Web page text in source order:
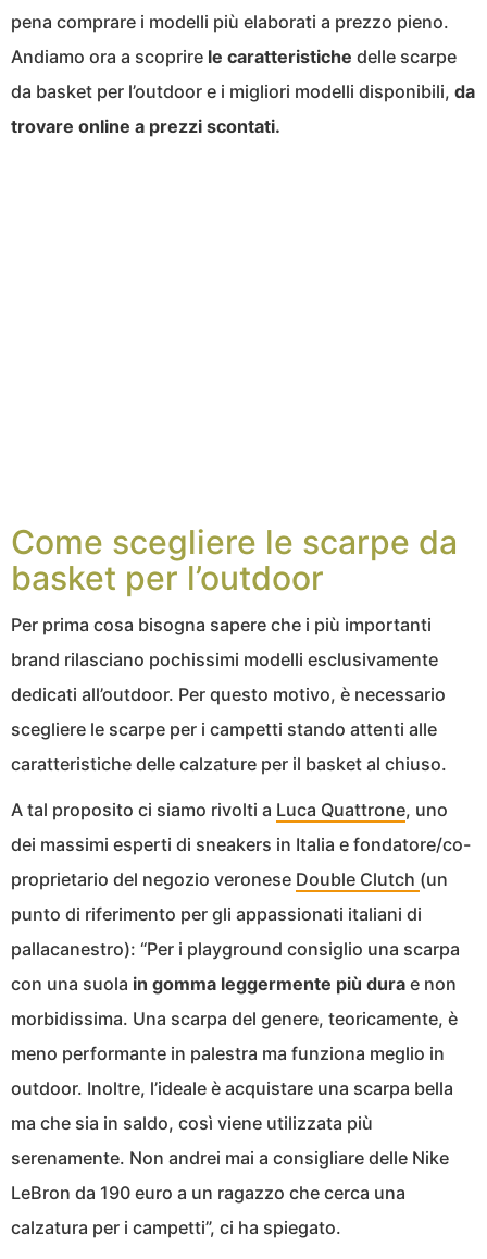
pena comprare i modelli più elaborati a prezzo pieno.
Andiamo ora a scoprire le caratteristiche delle scarpe
da basket per l’outdoor e i migliori modelli disponibili, da
trovare online a prezzi scontati.
Come scegliere le scarpe da
basket per l’outdoor
Per prima cosa bisogna sapere che i più importanti
brand rilasciano pochissimi modelli esclusivamente
dedicati all’outdoor. Per questo motivo, è necessario
scegliere le scarpe per i campetti stando attenti alle
caratteristiche delle calzature per il basket al chiuso.
A tal proposito ci siamo rivolti a Luca Quattrone, uno
dei massimi esperti di sneakers in Italia e fondatore/co-
proprietario del negozio veronese Double Clutch (un
punto di riferimento per gli appassionati italiani di
pallacanestro): “Per i playground consiglio una scarpa
con una suola in gomma leggermente più dura e non
morbidissima. Una scarpa del genere, teoricamente, è
meno performante in palestra ma funziona meglio in
outdoor. Inoltre, l’ideale è acquistare una scarpa bella
ma che sia in saldo, così viene utilizzata più
serenamente. Non andrei mai a consigliare delle Nike
LeBron da 190 euro a un ragazzo che cerca una
calzatura per i campetti”, ci ha spiegato.